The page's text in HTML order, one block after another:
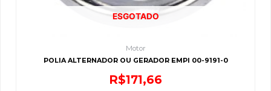
ESGOTADO
Motor
POLIA ALTERNADOR OU GERADOR EMPI 00-9191-0
R$171,66